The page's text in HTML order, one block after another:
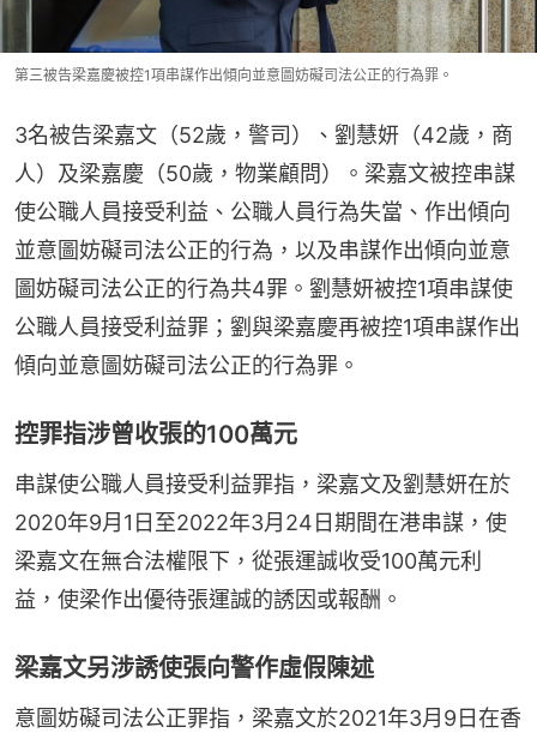
第三被告梁嘉慶被控1項串謀作出傾向並意圖妨礙司法公正的行為罪。
3名被告梁嘉文（52歲，警司）、劉慧妍（42歲，商
人）及梁嘉慶（50歲，物業顧問）。梁嘉文被控串謀
使公職人員接受利益、公職人員行為失當、作出傾向
並意圖妨礙司法公正的行為，以及串謀作出傾向並意
圖妨礙司法公正的行為共4罪。劉慧妍被控1項串謀使
公職人員接受利益罪；劉與梁嘉慶再被控1項串謀作出
傾向並意圖妨礙司法公正的行為罪。
控罪指涉曾收張的100萬元
串謀使公職人員接受利益罪指，梁嘉文及劉慧妍在於
2020年9月1日至2022年3月24日期間在港串謀，使
梁嘉文在無合法權限下，從張運誠收受100萬元利
益，使梁作出優待張運誠的誘因或報酬。
梁嘉文另涉誘使張向警作虛假陳述
意圖妨礙司法公正罪指，梁嘉文於2021年3月9日在香